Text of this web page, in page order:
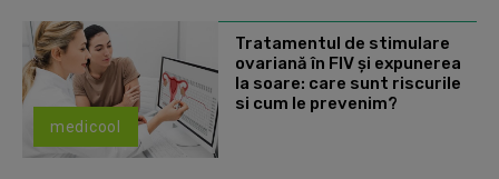
medicool
Tratamentul de stimulare
ovariană în FIV și expunerea
la soare: care sunt riscurile
si cum le prevenim?